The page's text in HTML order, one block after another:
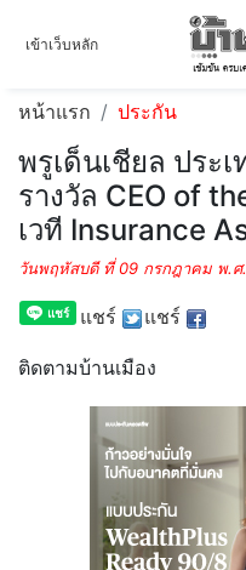
เข้าเว็บหลัก
หน้าแรก ประกัน
พรูเด็นเชียล ประ
รางวัล CEO of
เวที Insurance
วันพฤหัสบดี ที่ 09 กรกฎาคม พ.ศ
แชร์ แชร์
ติดตามบ้านเมือง